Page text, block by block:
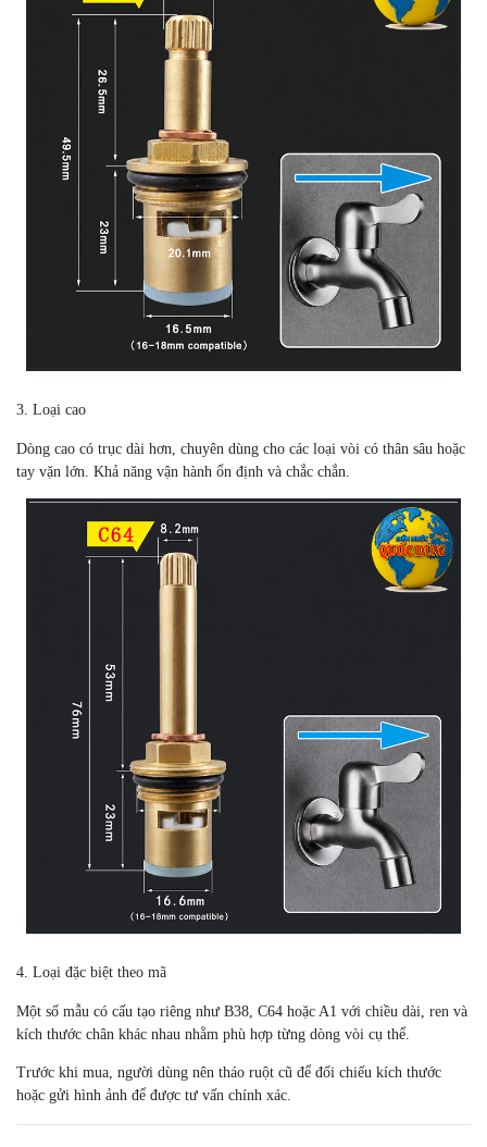
3. Loại cao
Dòng cao có trục dài hơn, chuyên dùng cho các loại vòi có thân sâu hoặc
tay vặn lớn. Khả năng vận hành ổn định và chắc chắn.
4. Loại đặc biệt theo mã
Một số mẫu có cấu tạo riêng như B38, C64 hoặc A1 với chiều dài, ren và
kích thước chân khác nhau nhằm phù hợp từng dòng vòi cụ thể.
Trước khi mua, người dùng nên tháo ruột cũ để đối chiếu kích thước
hoặc gửi hình ảnh để được tư vấn chính xác.